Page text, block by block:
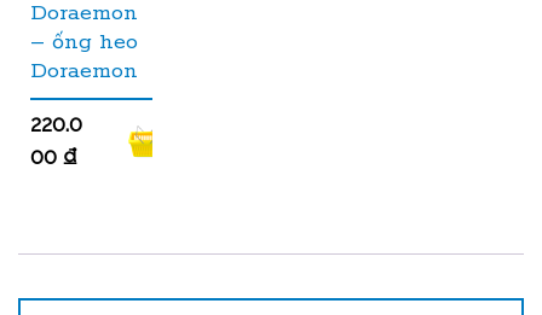
Doraemon
– ống heo
Doraemon
220.0
00 ₫